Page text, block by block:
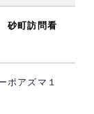
砂町訪問看
ポアズマ１